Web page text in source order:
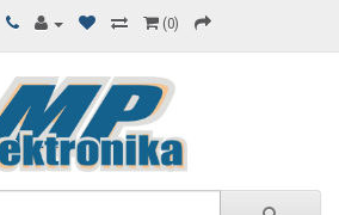
(0)